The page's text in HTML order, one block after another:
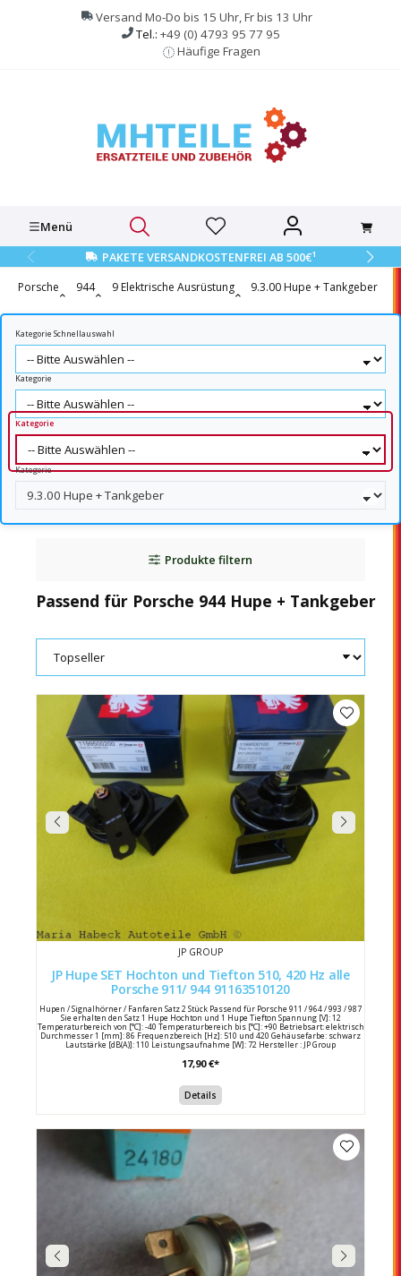
springen
Versand Mo-Do bis 15 Uhr, Fr bis 13 Uhr
Tel.: +49 (0) 4793 95 77 95
Häufige Fragen
Menü
PAKETE VERSANDKOSTENFREI AB 500€1
Porsche 944 9 Elektrische Ausrüstung 9.3.00 Hupe + Tankgeber
Kategorie Schnellauswahl
Kategorie
Kategorie
Kategorie
Produkte filtern
Passend für Porsche 944 Hupe + Tankgeber
JP GROUP
JP Hupe SET Hochton und Tiefton 510, 420 Hz alle
Porsche 911/ 944 91163510120
Hupen / Signalhörner / Fanfaren Satz 2 Stück Passend für Porsche 911 / 964 / 993 / 987
Sie erhalten den Satz 1 Hupe Hochton und 1 Hupe Tiefton Spannung [V]: 12
Temperaturbereich von [°C]: -40 Temperaturbereich bis [°C]: +90 Betriebsart: elektrisch
Durchmesser 1 [mm]: 86 Frequenzbereich [Hz]: 510 und 420 Gehäusefarbe: schwarz
Lautstärke [dB(A)]: 110 Leistungsaufnahme [W]: 72 Hersteller : JP Group
635 101 20 / 91163510120 911 635 102 20 / 91163510220
17,90 €*
Details